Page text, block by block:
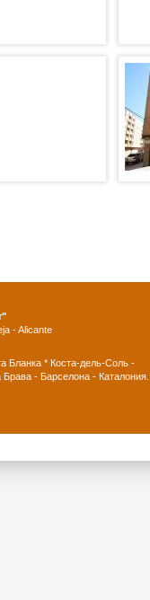
- Alicante
Бланка * Коста-дель-Соль -
- Барселона -